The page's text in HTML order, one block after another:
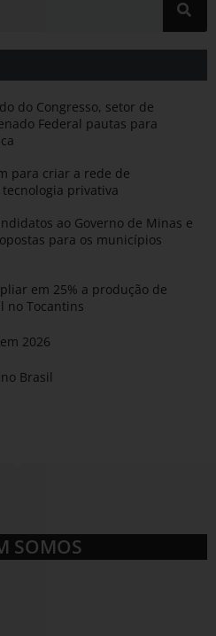
do Congresso, setor de
Federal pautas para
para criar a rede de
privativa
ao Governo de Minas e
para os municípios
em 25% a produção de
no Tocantins
2026
Brasil
SOMOS